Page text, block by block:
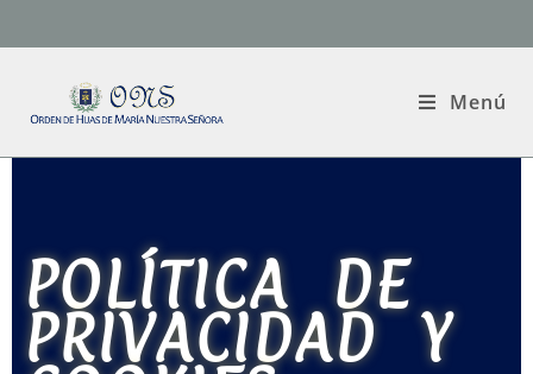
Menú
POLÍTICA DE
PRIVACIDAD Y